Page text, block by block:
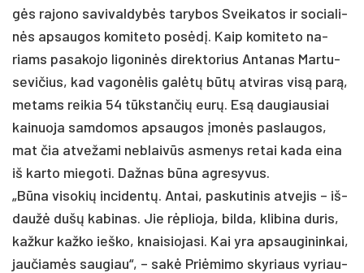
gės ra­jo­no sa­vi­val­dy­bės ta­ry­bos Svei­ka­tos ir so­cia­li­
nės ap­sau­gos ko­mi­te­to po­sė­dį. Kaip ko­mi­te­to na­
riams pa­sa­ko­jo li­go­ni­nės di­rek­to­rius An­ta­nas Mar­tu­
se­vi­čius, kad va­go­nė­lis ga­lė­tų bū­tų at­vi­ras vi­są pa­rą,
me­tams rei­kia 54 tūks­tan­čių eu­rų. Esą dau­giau­siai
kai­nuo­ja sam­do­mos ap­sau­gos įmo­nės pa­slau­gos,
mat čia at­ve­ža­mi ne­blai­vūs as­me­nys re­tai ka­da ei­na
iš kar­to mie­go­ti. Daž­nas bū­na ag­re­sy­vus.
„Bū­na vi­so­kių in­ci­den­tų. An­tai, pa­sku­ti­nis at­ve­jis – iš­
dau­žė du­šų ka­bi­nas. Jie rėp­lio­ja, bil­da, kli­bi­na du­ris,
kaž­kur kaž­ko ieš­ko, knai­sio­ja­si. Kai yra ap­sau­gi­nin­kai,
jau­čia­mės sau­giau“, – sa­kė Priė­mi­mo sky­riaus vy­riau­